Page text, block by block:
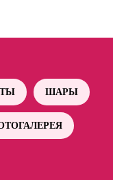
ШАРЫ